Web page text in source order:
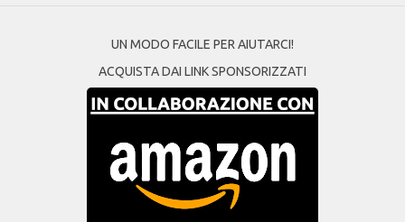
UN MODO FACILE PER AIUTARCI!
ACQUISTA DAI LINK SPONSORIZZATI